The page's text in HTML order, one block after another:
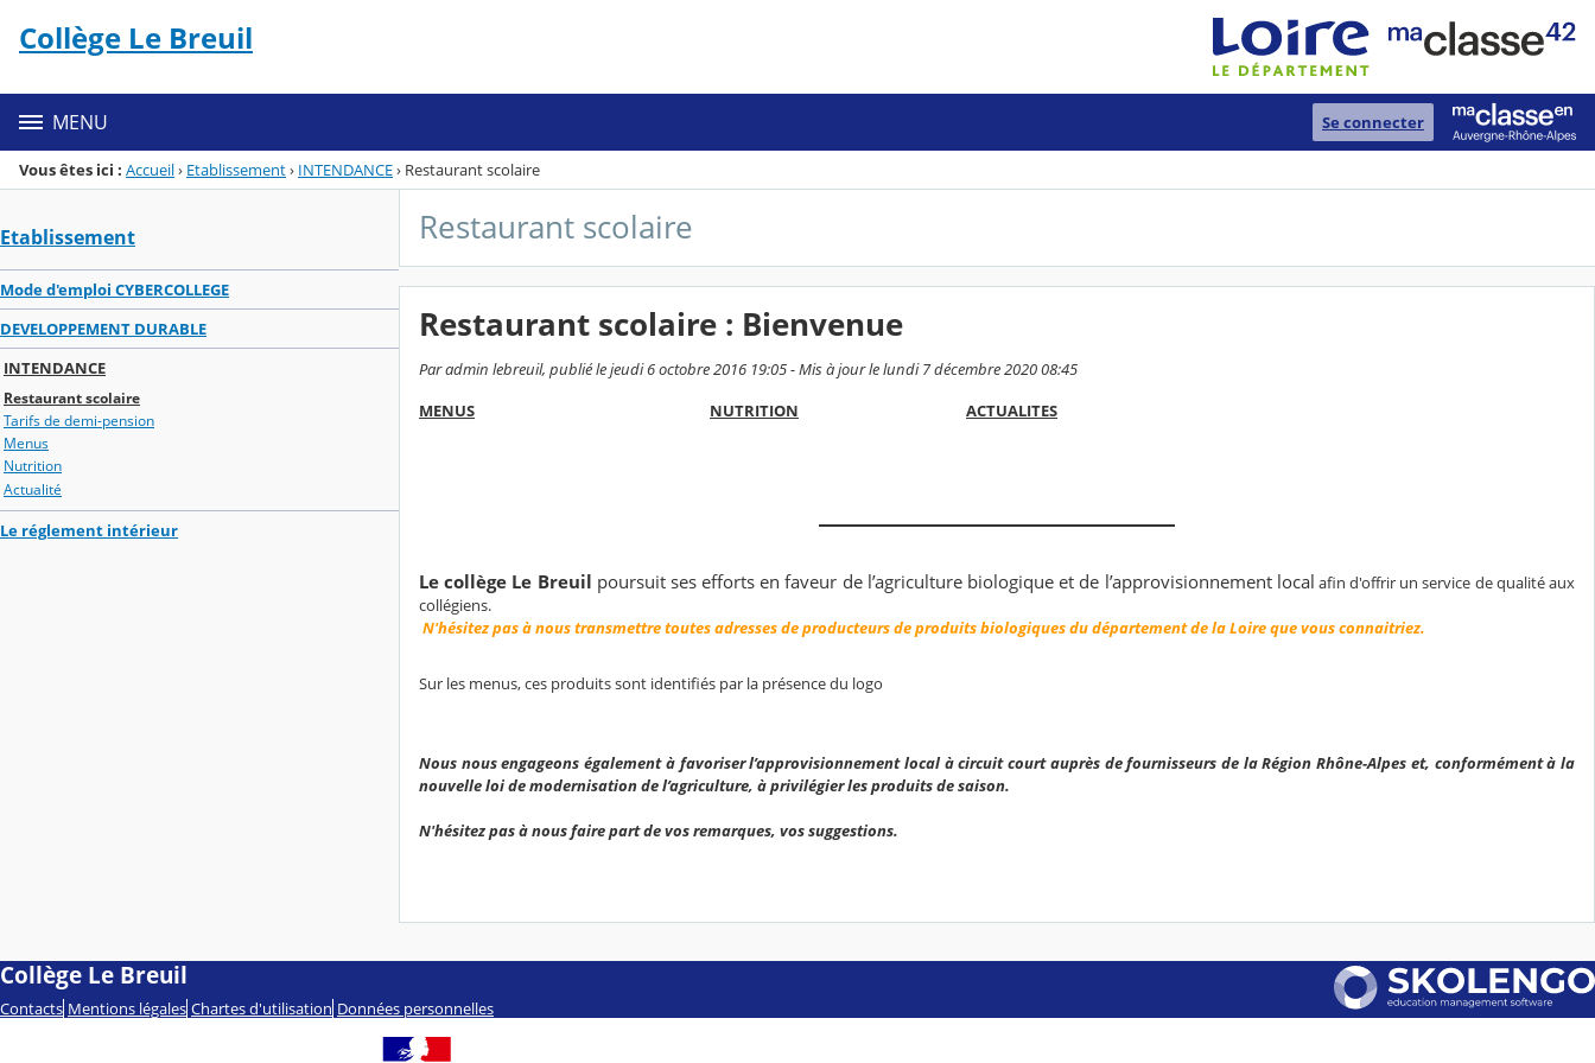
Menu de la rubrique
Contenu
Collège Le Breuil
MENU Se connecter
Vous êtes ici : Accueil› Etablissement› INTENDANCE› Restaurant scolaire
Etablissement
Mode d'emploi CYBERCOLLEGE
DEVELOPPEMENT DURABLE
INTENDANCE
Restaurant scolaire
Tarifs de demi-pension
Menus
Nutrition
Actualité
Le réglement intérieur
Restaurant scolaire
Restaurant scolaire : Bienvenue
Par admin lebreuil, publié le jeudi 6 octobre 2016 19:05 - Mis à jour le lundi 7 décembre 2020 08:45
MENUS
NUTRITION ACTUALITES
Le collège Le Breuil poursuit ses efforts en faveur de l’agriculture biologique et de l’approvisionnement local afin d'offrir un service de qualité aux
collégiens.
N'hésitez pas à nous transmettre toutes adresses de producteurs de produits biologiques du département de la Loire que vous connaitriez.
Sur les menus, ces produits sont identifiés par la présence du logo
Nous nous engageons également à favoriser l’approvisionnement local à circuit court auprès de fournisseurs de la Région Rhône-Alpes et, conformément à la
nouvelle loi de modernisation de l’agriculture, à privilégier les produits de saison.
N'hésitez pas à nous faire part de vos remarques, vos suggestions.
Collège Le Breuil
Contacts Mentions légales Chartes d'utilisation Données personnelles